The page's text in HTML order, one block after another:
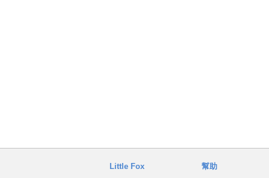
Little Fox 幫助